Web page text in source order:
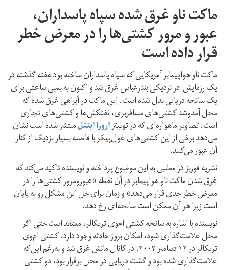
ماکت ناو غرق شده سپاه پاسداران،
عبور و مرور کشتی‌ها را در معرض خطر
قرار داده است
ماکت ناو هواپیمابر آمریکایی که سپاه پاسداران ساخته بود هفته گذشته در
یک رزمایش در نزدیکی بندرعباس غرق شد و اکنون به بمبی ساعتی برای
یک سانحه دریایی بدل شده است. این ماکت در آبراهی غرق شده که
محل آمد‌و‌شد کشتی‌های مسافربری، نفتکش‌ها و کشتی‌های تجاری
است. تصاویر ماهواره‌ای که در توییترارورا اینتلمنتشر شده است نشان
می‌دهد برخی از این کشتی‌های غول‌پیکر با فاصله بسیار نزدیک از کنار
آن عبور می‌کنند.
نشریه فوربز در مطلبی به این موضوع پرداخته و نویسنده تاکید می‌کند که
غرق شدن ماکت ناو هواپیمابر در آن نقطه «عبور‌و‌مرور کشتی‌ها را در
معرض خطر جدی قرار می‌دهد» و زمان برای حل این مشکل رو به پایان
است زیرا هر آن ممکن است سانحه‌ای رخ دهد.
نویسنده با اشاره به سانحه کشتی ام‌وی تریکالر، معتقد است حتی اگر
محل علامت‌گذاری شود، امکان بروز حادثه وجود دارد. کشتی ام‌وی
تریکالر در ۱۲ دسامبر ۲۰۰۲، در کانال مانش غرق شد و به‌رغم این‌که
علامت‌گذاری شده بود و گشت دریایی در محل برقرار بود، دو کشتی